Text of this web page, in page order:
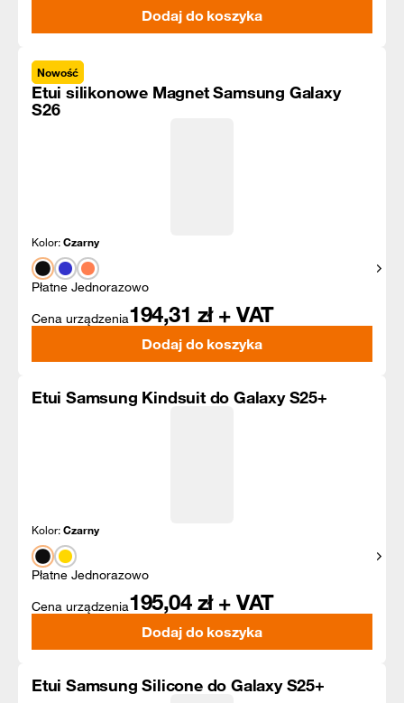
Dodaj do koszyka
Nowość
Etui silikonowe Magnet Samsung Galaxy
S26
Kolor:Czarny
Płatne Jednorazowo
Cena urządzenia194,31 zł + VAT
Dodaj do koszyka
Etui Samsung Kindsuit do Galaxy S25+
Kolor:Czarny
Płatne Jednorazowo
Cena urządzenia195,04 zł + VAT
Dodaj do koszyka
Etui Samsung Silicone do Galaxy S25+